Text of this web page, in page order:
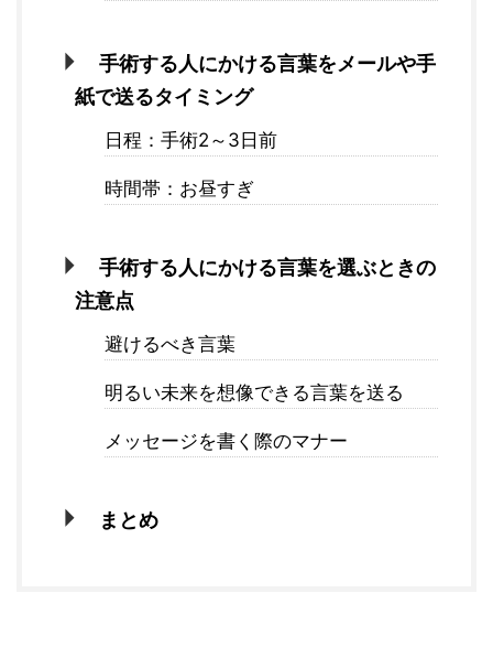
手術する人にかける言葉をメールや手
紙で送るタイミング
日程：手術2～3日前
時間帯：お昼すぎ
手術する人にかける言葉を選ぶときの
注意点
避けるべき言葉
明るい未来を想像できる言葉を送る
メッセージを書く際のマナー
まとめ